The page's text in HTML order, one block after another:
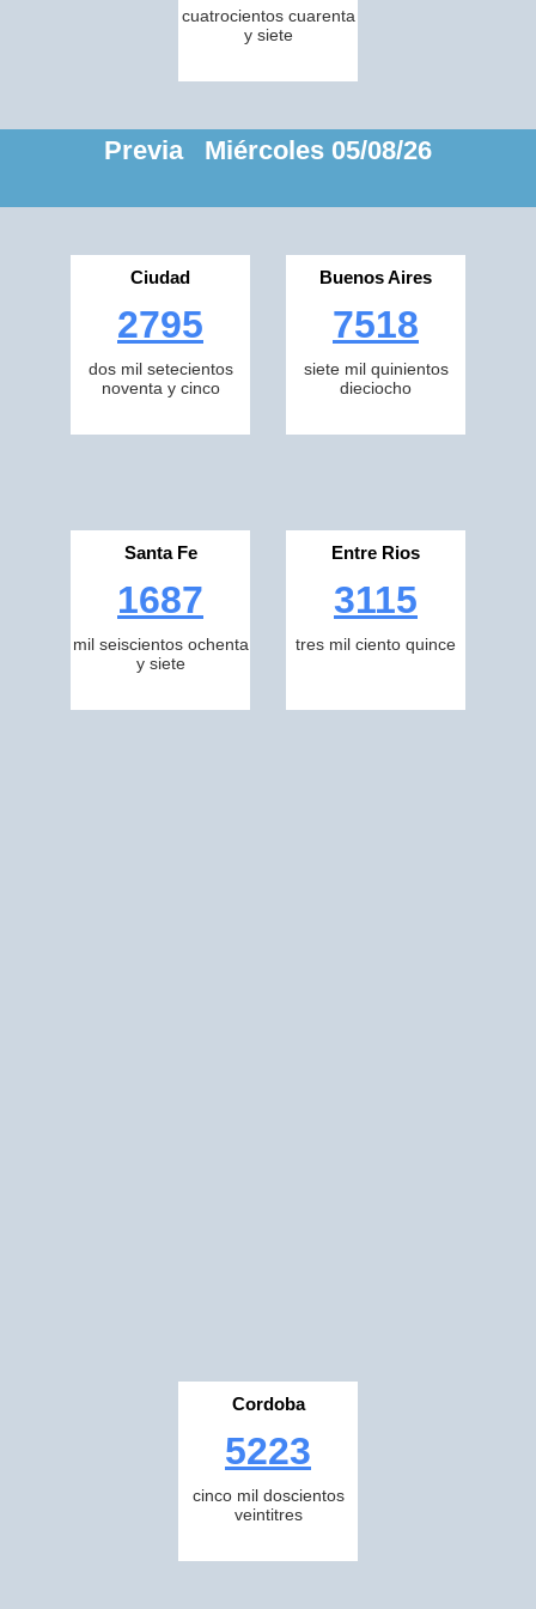
cuatrocientos cuarenta
y siete
Previa Miércoles 05/08/26
Ciudad
2795
dos mil setecientos
noventa y cinco
Buenos Aires
7518
siete mil quinientos
dieciocho
Santa Fe
1687
mil seiscientos ochenta
y siete
Entre Rios
3115
tres mil ciento quince
Cordoba
5223
cinco mil doscientos
veintitres